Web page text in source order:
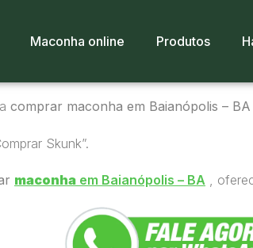
Maconha online Produtos
comprar maconha em Baianópolis – BA
Skunk”.
maconha em Baianópolis – BA ,